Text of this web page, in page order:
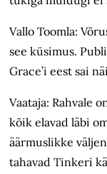
Vallo Toomla:
see küsimus.
Grace’i eest sai
Vaataja: Rahvale
kõik elavad läbi
äärmuslikke
tahavad Tinkeri